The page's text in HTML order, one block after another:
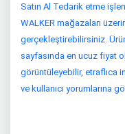
Satın Al Tedarik etme
WALKER mağazaları
gerçekleştirebilirsiniz.
sayfasında en ucuz fiyat
görüntüleyebilir, etraflıca
ve kullanıcı yorumlarına